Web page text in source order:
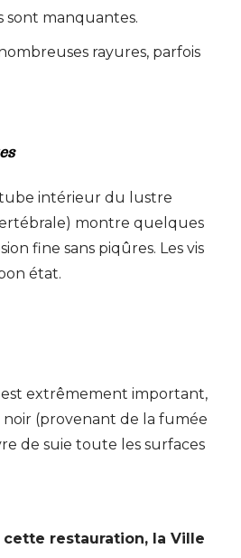
sont manquantes.
rayures, parfois
tube intérieur du lustre
montre quelques
fine sans piqûres. Les vis
état.
est extrêmement important,
(provenant de la fumée
de suie toute les surfaces
cette restauration, la Ville